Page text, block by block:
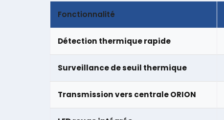
Fonctionnalité
Détection thermique rapide
Surveillance de seuil thermique
Transmission vers centrale ORION